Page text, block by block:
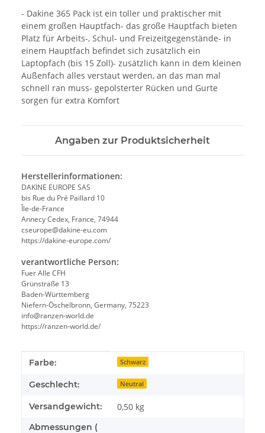
- Dakine 365 Pack ist ein toller und praktischer mit
einem großen Hauptfach- das große Hauptfach bieten
Platz für Arbeits-, Schul- und Freizeitgegenstände- in
einem Hauptfach befindet sich zusätzlich ein
Laptopfach (bis 15 Zoll)- zusätzlich kann in dem kleinen
Außenfach alles verstaut werden, an das man mal
schnell ran muss- gepolsterter Rücken und Gurte
sorgen für extra Komfort
Angaben zur Produktsicherheit
Herstellerinformationen:
DAKINE EUROPE SAS
bis Rue du Pré Paillard 10
Île-de-France
Annecy Cedex, France, 74944
cseurope@dakine-eu.com
https://dakine-europe.com/
verantwortliche Person:
Fuer Alle CFH
Grünstraße 13
Baden-Württemberg
Niefern-Öschelbronn, Germany, 75223
info@ranzen-world.de
https://ranzen-world.de/
Produkteigenschaft
Wert
Farbe: Schwarz
Geschlecht: Neutral
Versandgewicht: 0,50 kg
Abmessungen (